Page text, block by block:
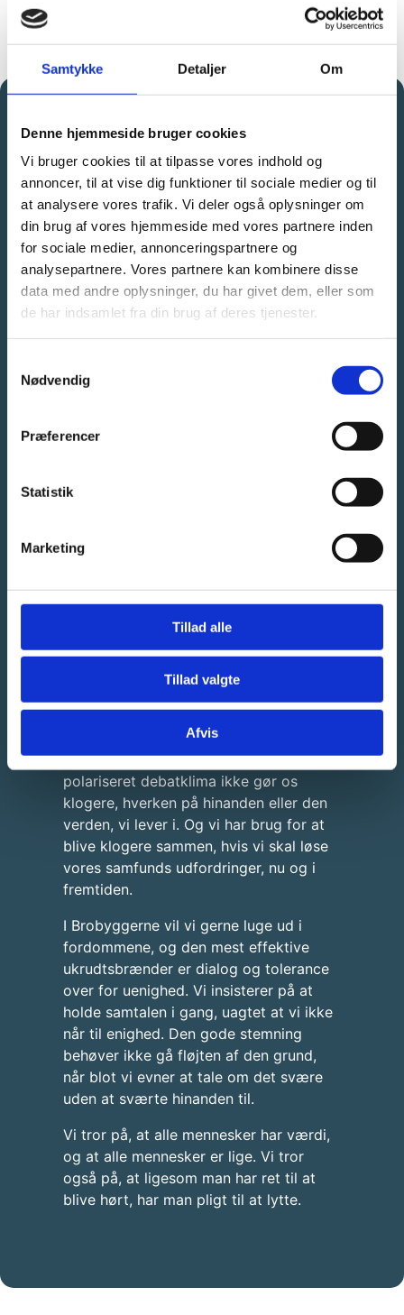
Samtykke Detaljer Om
Denne hjemmeside bruger cookies
Vi bruger cookies til at tilpasse vores indhold og
annoncer, til at vise dig funktioner til sociale medier og til
at analysere vores trafik. Vi deler også oplysninger om
din brug af vores hjemmeside med vores partnere inden
for sociale medier, annonceringspartnere og
analysepartnere. Vores partnere kan kombinere disse
data med andre oplysninger, du har givet dem, eller som
de har indsamlet fra din brug af deres tjenester.
Nødvendig
Præferencer
Statistik
Marketing
Tillad alle
Tillad valgte
Afvis
Vi har pligt til at
lytte
Dialog kræver mod, vedholdenhed, tid
og ikke mindst tålmodighed. At være
brobygger er ikke det samme som at
være ukritisk. Kritiske samtaler kan
være ubehagelige, men det er vigtigt, at
vi ikke går i ly med vores meningsfæller
Det skaber mistillid, dyrkelse af
holdninger ophøjes til absolutte
marginaliseres som illegitime.
mindre, dømmer mere og går i tomgang
Foreningen Brobyggerne ønsker at
vende tendensen og føre den i retning
tværtimod, modpoler skaber dynamik.
Men fordi ensidig argumentation i et
polariseret debatklima ikke gør os
klogere, hverken på hinanden eller den
verden, vi lever i. Og vi har brug for at
blive klogere sammen, hvis vi skal løse
vores samfunds udfordringer, nu og i
fremtiden.
I Brobyggerne vil vi gerne luge ud i
fordommene, og den mest effektive
ukrudtsbrænder er dialog og tolerance
over for uenighed. Vi insisterer på at
holde samtalen i gang, uagtet at vi ikke
når til enighed. Den gode stemning
behøver ikke gå fløjten af den grund,
når blot vi evner at tale om det svære
uden at sværte hinanden til.
Vi tror på, at alle mennesker har værdi,
og at alle mennesker er lige. Vi tror
også på, at ligesom man har ret til at
blive hørt, har man pligt til at lytte.